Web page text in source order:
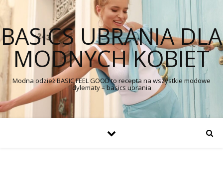
BASICS UBRANIA DLA
MODNYCH KOBIET
Modna odzież BASIC FEEL GOOD to recepta na wszystkie modowe
dylematy – basics ubrania